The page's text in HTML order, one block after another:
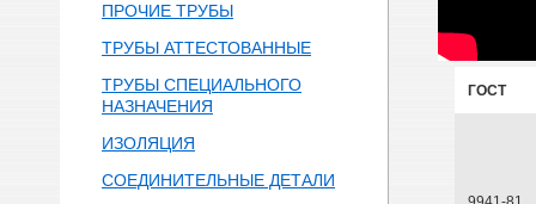
ПРОЧИЕ ТРУБЫ
ТРУБЫ АТТЕСТОВАННЫЕ
ТРУБЫ СПЕЦИАЛЬНОГО
НАЗНАЧЕНИЯ
ИЗОЛЯЦИЯ
СОЕДИНИТЕЛЬНЫЕ ДЕТАЛИ
ГОСТ